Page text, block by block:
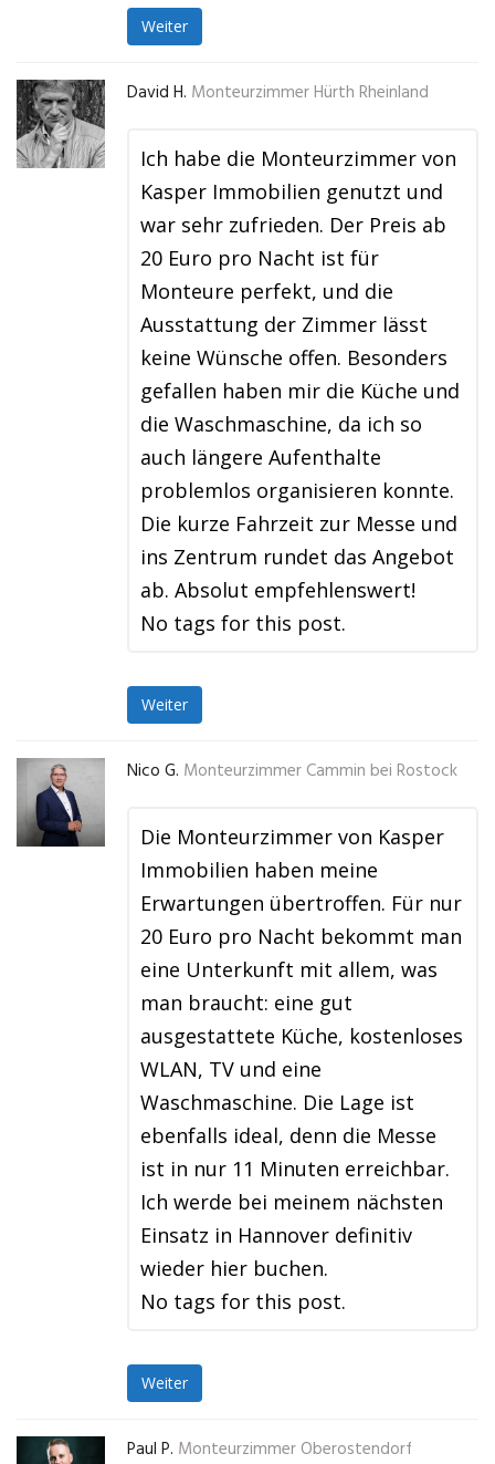
Weiter
David H. Monteurzimmer Hürth Rheinland
Ich habe die Monteurzimmer von
Kasper Immobilien genutzt und
war sehr zufrieden. Der Preis ab
20 Euro pro Nacht ist für
Monteure perfekt, und die
Ausstattung der Zimmer lässt
keine Wünsche offen. Besonders
gefallen haben mir die Küche und
die Waschmaschine, da ich so
auch längere Aufenthalte
problemlos organisieren konnte.
Die kurze Fahrzeit zur Messe und
ins Zentrum rundet das Angebot
ab. Absolut empfehlenswert!
No tags for this post.
Weiter
Nico G. Monteurzimmer Cammin bei Rostock
Die Monteurzimmer von Kasper
Immobilien haben meine
Erwartungen übertroffen. Für nur
20 Euro pro Nacht bekommt man
eine Unterkunft mit allem, was
man braucht: eine gut
ausgestattete Küche, kostenloses
WLAN, TV und eine
Waschmaschine. Die Lage ist
ebenfalls ideal, denn die Messe
ist in nur 11 Minuten erreichbar.
Ich werde bei meinem nächsten
Einsatz in Hannover definitiv
wieder hier buchen.
No tags for this post.
Weiter
Paul P. Monteurzimmer Oberostendorf